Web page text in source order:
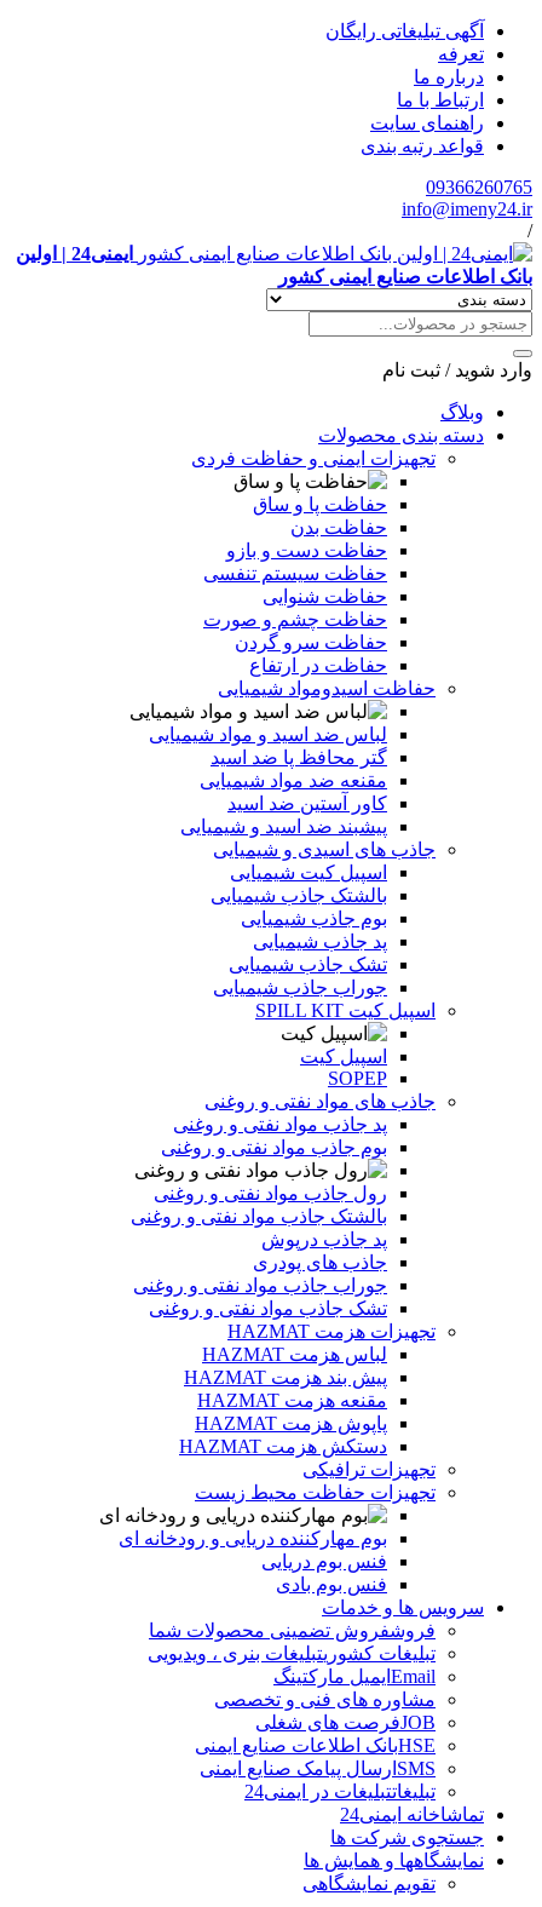
آگهی تبلیغاتی رایگان
تعرفه
درباره ما
ارتباط با ما
راهنمای سایت
قواعد رتبه بندی
09366260765
info@imeny24.ir
/
ایمنی24 | اولین
بانک اطلاعات صنایع ایمنی کشور
وارد شوید / ثبت نام
وبلاگ
دسته بندی محصولات
تجهیزات ایمنی و حفاظت فردی
حفاظت پا و ساق
حفاظت بدن
حفاظت دست و بازو
حفاظت سیستم تنفسی
حفاظت شنوایی
حفاظت چشم و صورت
حفاظت سرو گردن
حفاظت در ارتفاع
حفاظت اسیدومواد شیمیایی
لباس ضد اسید و مواد شیمیایی
گتر محافظ پا ضد اسید
مقنعه ضد مواد شیمیایی
کاور آستین ضد اسید
پیشبند ضد اسید و شیمیایی
جاذب های اسیدی و شیمیایی
اسپیل کیت شیمیایی
بالشتک جاذب شیمیایی
بوم جاذب شیمیایی
پد جاذب شیمیایی
تشک جاذب شیمیایی
جوراب جاذب شیمیایی
اسپیل کیت SPILL KIT
اسپیل کیت
SOPEP
جاذب های مواد نفتی و روغنی
پد جاذب مواد نفتی و روغنی
بوم جاذب مواد نفتی و روغنی
رول جاذب مواد نفتی و روغنی
بالشتک جاذب مواد نفتی و روغنی
پد جاذب درپوش
جاذب های پودری
جوراب جاذب مواد نفتی و روغنی
تشک جاذب مواد نفتی و روغنی
تجهیزات هزمت HAZMAT
لباس هزمت HAZMAT
پیش بند هزمت HAZMAT
مقنعه هزمت HAZMAT
پاپوش هزمت HAZMAT
دستکش هزمت HAZMAT
تجهیزات ترافیکی
تجهیزات حفاظت محیط زیست
بوم مهارکننده دریایی و رودخانه ای
فنس بوم دریایی
فنس بوم بادی
سرویس ها و خدمات
فروشفروش تضمینی محصولات شما
تبلیغات کشوریتبلیغات بنری ، ویدیویی
Email ایمیل مارکتینگ
مشاوره های فنی و تخصصی
JOBفرصت های شغلی
HSEبانک اطلاعات صنایع ایمنی
SMS ارسال پیامک صنایع ایمنی
تبلیغاتتبلیغات در ایمنی24
تماشاخانه ایمنی24
جستجوی شرکت ها
نمایشگاهها و همایش ها
تقویم نمایشگاهی